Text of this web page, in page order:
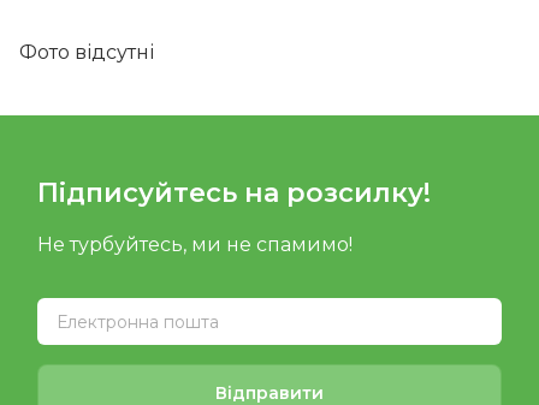
Фото відсутні
Підписуйтесь на розсилку!
Не турбуйтесь, ми не спамимо!
Відправити